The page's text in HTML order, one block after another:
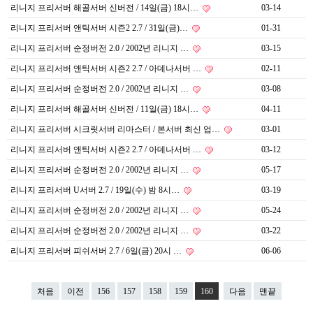
리니지 프리서버 해골서버 신버전 / 14일(금) 18시… 03-14
리니지 프리서버 앤틱서버 시즌2 2.7 / 31일(금)… 01-31
리니지 프리서버 순정버전 2.0 / 2002년 리니지 … 03-15
리니지 프리서버 앤틱서버 시즌2 2.7 / 아데나서버 … 02-11
리니지 프리서버 순정버전 2.0 / 2002년 리니지 … 03-08
리니지 프리서버 해골서버 신버전 / 11일(금) 18시… 04-11
리니지 프리서버 시크릿서버 리마스터 / 본서버 최신 업… 03-01
리니지 프리서버 앤틱서버 시즌2 2.7 / 아데나서버 … 03-12
리니지 프리서버 순정버전 2.0 / 2002년 리니지 … 05-17
리니지 프리서버 U서버 2.7 / 19일(수) 밤 8시… 03-19
리니지 프리서버 순정버전 2.0 / 2002년 리니지 … 05-24
리니지 프리서버 순정버전 2.0 / 2002년 리니지 … 03-22
리니지 프리서버 피쉬서버 2.7 / 6일(금) 20시 … 06-06
처음 이전 156 157 158 159 160 다음 맨끝